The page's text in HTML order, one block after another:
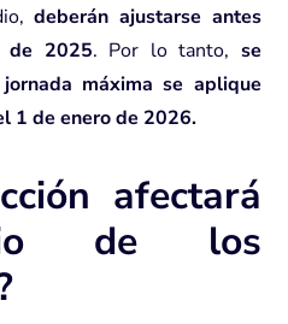
deberán ajustarse antes
de 2025. Por lo tanto, se
máxima se aplique
1 de enero de 2026.
afectará
de los